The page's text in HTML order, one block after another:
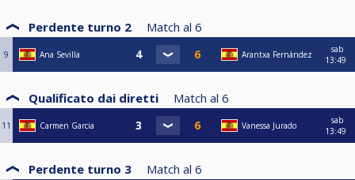
Perdente turno 2 Match al 6
9 Ana Sevilla Arantxa Fernández
sab
13:49
Qualificato dai diretti Match al 6
11 Carmen Garcia Vanessa Jurado
sab
13:49
Perdente turno 3 Match al 6